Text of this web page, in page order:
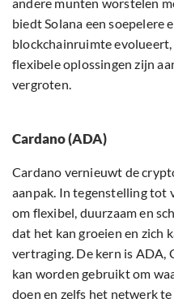
biedt Solana een soepelere
blockchainruimte evolueert,
flexibele oplossingen zijn
vergroten.
Cardano (ADA)
Cardano vernieuwt de
aanpak. In tegenstelling tot
om flexibel, duurzaam en
dat het kan groeien en zich
vertraging. De kern is ADA,
kan worden gebruikt om
doen en zelfs het netwerk